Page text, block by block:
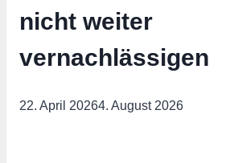
nicht weiter
vernachlässigen
22. April 20264. August 2026